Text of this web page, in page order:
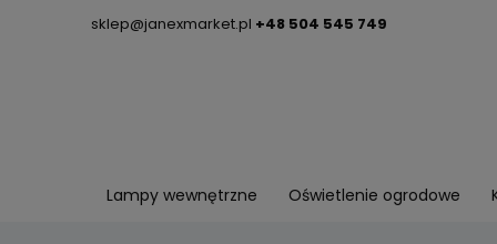
sklep@janexmarket.pl +48 504 545 749
Lampy wewnętrzne Oświetlenie ogrodowe